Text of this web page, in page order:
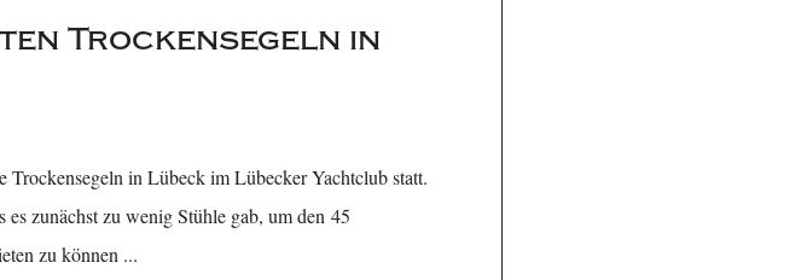
Trockensegeln in
Trockensegeln in Lübeck im Lübecker Yachtclub statt.
es zunächst zu wenig Stühle gab, um den 45
zu können ...